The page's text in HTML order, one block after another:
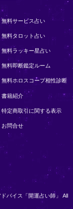
無料サービス占い
無料タロット占い
無料ラッキー星占い
無料即断鑑定ルーム
無料ホロスコープ相性診断
書籍紹介
特定商取引に関する表示
お問合せ
バイス「開運占い師」 All